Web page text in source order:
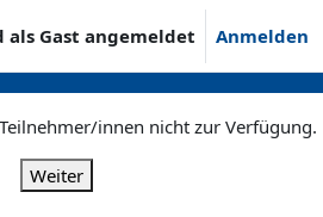
als Gast angemeldet Anmelden
innen nicht zur Verfügung.
Weiter